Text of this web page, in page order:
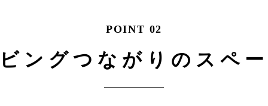
POINT 02
ングつながりのスペ